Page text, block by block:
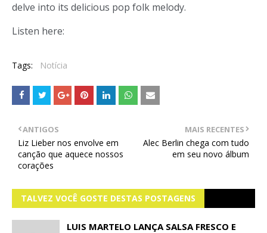
delve into its delicious pop folk melody.
Listen here:
Tags: Notícia
MAIS RECENTES
Alec Berlin chega com tudo
em seu novo álbum
ANTIGOS
Liz Lieber nos envolve em
canção que aquece nossos
corações
TALVEZ VOCÊ GOSTE DESTAS POSTAGENS
LUIS MARTELO LANÇA SALSA FRESCO E